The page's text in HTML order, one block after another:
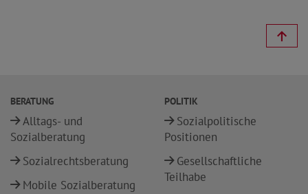
BERATUNG
Alltags- und
Sozialberatung
Sozialrechtsberatung
Mobile Sozialberatung
POLITIK
Sozialpolitische
Positionen
Gesellschaftliche
Teilhabe